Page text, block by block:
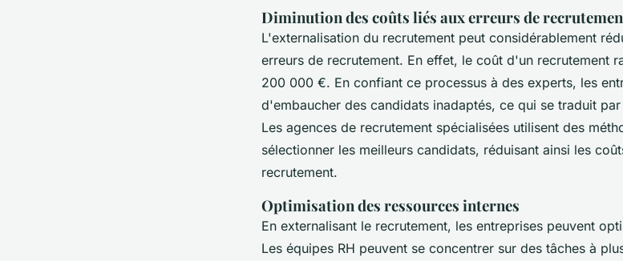
Diminution des coûts liés aux erreurs de
L'externalisation du recrutement peut considérablement
erreurs de recrutement. En effet, le coût d'un recrutement
200 000 €. En confiant ce processus à des experts, les
d'embaucher des candidats inadaptés, ce qui se traduit
Les agences de recrutement spécialisées utilisent des
sélectionner les meilleurs candidats, réduisant ainsi les
recrutement.
Optimisation des ressources internes
En externalisant le recrutement, les entreprises peuvent
Les équipes RH peuvent se concentrer sur des tâches à